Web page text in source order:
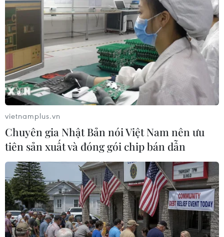
tàu gây ảnh hưởng tâm lý cho trên 4.000 nhân
viên gác chắn đang ngày đêm giữ gìn an toàn
tính mạng, gây tổn hại cho sức khỏe hàng triệu
lượt người tham gia giao thông; sức khỏe của
công nhân gác chắn đường ngang và thiệt hại
về tài sản của Nhà nước và ngành đường sắt.
Lý giải về nguyên nhân các vụ hành hung nhân
viên đường ngang gác chắn, ông Hoạch cho
rằng do người đi đường bức xúc trong việc cần
phải đi ngay nhưng gác chắn đường sắt ngăn
không cho họ đi và bắt buộc phải dừng lại để
nhường đường cho tàu chạy nên đã đánh nhân
viên gác chắn phải đi nhập viện.
“Hiện, ngành đường sắt có tới 4.000 nhân viên
gác chắn tại gần 1.700 đường ngang trong đó có
hơn 600 đường ngang có gác chắn ngày đêm.
vietnamplus.vn
Chuyên gia Nhật Bản nói Việt Nam nên ưu
tiên sản xuất và đóng gói chip bán dẫn